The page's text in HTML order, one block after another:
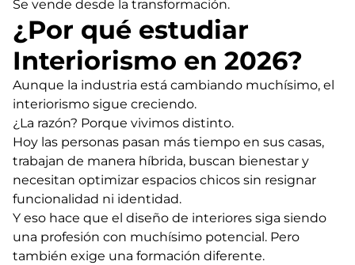
Se vende desde la transformación.
¿Por qué estudiar
Interiorismo en 2026?
Aunque la industria está cambiando muchísimo, el
interiorismo sigue creciendo.
¿La razón? Porque vivimos distinto.
Hoy las personas pasan más tiempo en sus casas,
trabajan de manera híbrida, buscan bienestar y
necesitan optimizar espacios chicos sin resignar
funcionalidad ni identidad.
Y eso hace que el diseño de interiores siga siendo
una profesión con muchísimo potencial. Pero
también exige una formación diferente.